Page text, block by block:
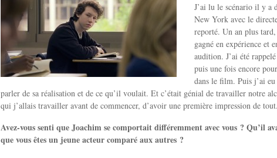
J’ai lu le scénario il y a
New York avec le
reporté. Un an plus
gagné en expérience et
audition. J’ai été
puis une fois encore
dans le film. Puis j’ai
parler de sa réalisation et de ce qu’il voulait. Et c’était génial de travailler notre
qui j’allais travailler avant de commencer, d’avoir une première impression de
Avez-vous senti que Joachim se comportait différemment avec vous ? Qu’il
que vous êtes un jeune acteur comparé aux autres ?